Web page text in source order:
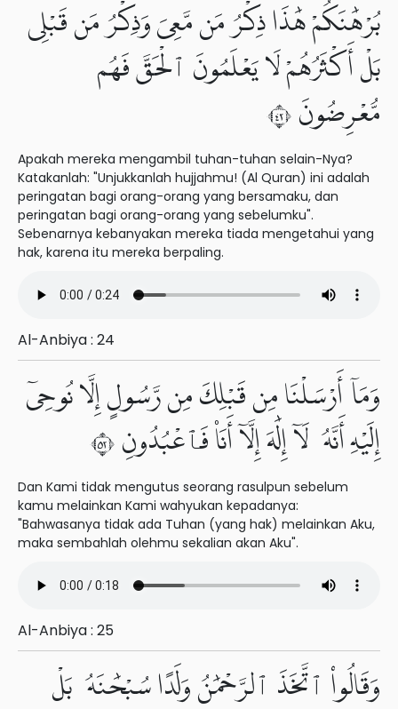
بُرْهَٰنَكُمْ هَٰذَا ذِكْرُ مَن مَّعِىَ وَذِكْرُ مَن قَبْلِى
بَلْ أَكْثَرُهُمْ لَا يَعْلَمُونَ ٱلْحَقَّ فَهُم
مُّعْرِضُونَ ٢٤
Apakah mereka mengambil tuhan-tuhan selain-Nya?
Katakanlah: "Unjukkanlah hujjahmu! (Al Quran) ini adalah
peringatan bagi orang-orang yang bersamaku, dan
peringatan bagi orang-orang yang sebelumku".
Sebenarnya kebanyakan mereka tiada mengetahui yang
hak, karena itu mereka berpaling.
Al-Anbiya : 24
وَمَآ أَرْسَلْنَا مِن قَبْلِكَ مِن رَّسُولٍ إِلَّا نُوحِىٓ
إِلَيْهِ أَنَّهُۥ لَآ إِلَٰهَ إِلَّآ أَنَا۠ فَٱعْبُدُونِ ٢٥
Dan Kami tidak mengutus seorang rasulpun sebelum
kamu melainkan Kami wahyukan kepadanya:
"Bahwasanya tidak ada Tuhan (yang hak) melainkan Aku,
maka sembahlah olehmu sekalian akan Aku".
Al-Anbiya : 25
وَقَالُوا۟ ٱتَّخَذَ ٱلرَّحْمَٰنُ وَلَدًا سُبْحَٰنَهُۥ بَلْ